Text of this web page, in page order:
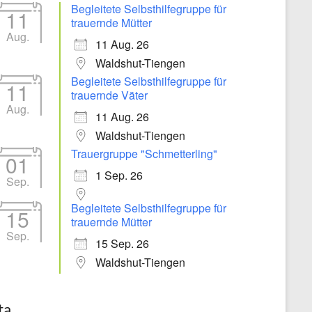
11
Aug.
Begleitete Selbsthilfegruppe für
trauernde Mütter
11 Aug. 26
Waldshut-Tiengen
11
Aug.
Begleitete Selbsthilfegruppe für
trauernde Väter
11 Aug. 26
Waldshut-Tiengen
01
Sep.
Trauergruppe "Schmetterling"
1 Sep. 26
15
Sep.
Begleitete Selbsthilfegruppe für
trauernde Mütter
15 Sep. 26
Waldshut-Tiengen